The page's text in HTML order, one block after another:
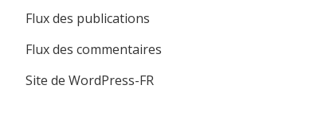
Flux des publications
Flux des commentaires
Site de WordPress-FR